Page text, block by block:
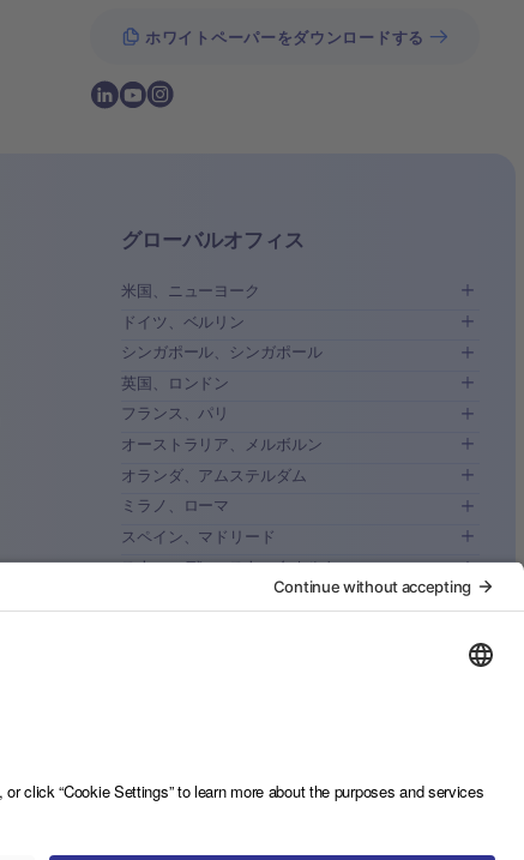
ホワイトペーパーをダウンロードする
グローバルオフィス
米国、ニューヨーク
ドイツ、ベルリン
シンガポール、シンガポール
英国、ロンドン
フランス、パリ
オーストラリア、メルボルン
オランダ、アムステルダム
ミラノ、ローマ
スペイン、マドリード
スウェーデン、ストックホルム
オーストリア、ウィーン
São Paulo, Brazil